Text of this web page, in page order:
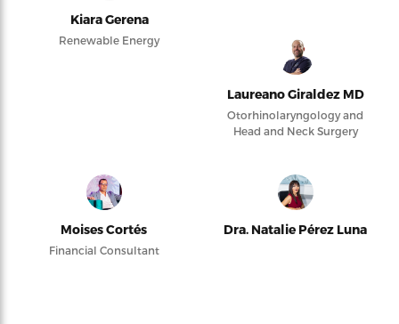
Kiara Gerena
Renewable Energy
Laureano Giraldez MD
Otorhinolaryngology and
Head and Neck Surgery
Moises Cortés
Financial Consultant
Dra. Natalie Pérez Luna